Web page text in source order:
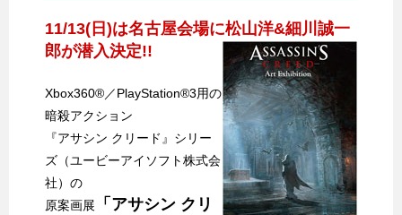
11/13(日)は名古屋会場に松山洋&細川誠一
郎が潜入決定!!
Xbox360®／PlayStation®3用の
暗殺アクション
『アサシン クリード』シリー
ズ（ユービーアイソフト株式会
社）の
原案画展
「アサシン クリ